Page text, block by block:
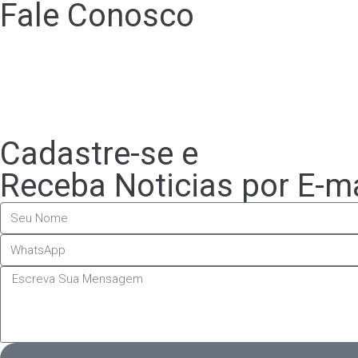
Fale Conosco
Cadastre-se e
Receba Noticias por E-